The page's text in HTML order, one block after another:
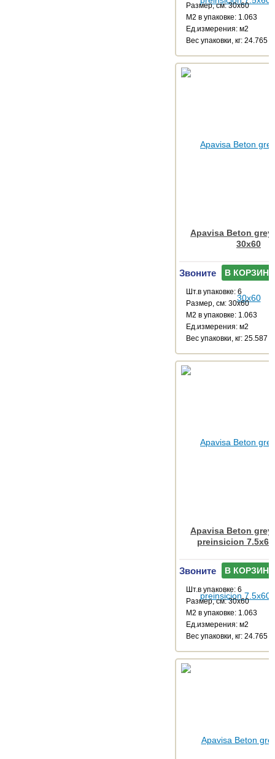
Размер, см: 30x60
М2 в упаковке: 1.063
Ед.измерения: м2
Веc упаковки, кг: 24.765
Apavisa Beton
30x60
Звоните В КОРЗИНУ
Шт.в упаковке: 6
Размер, см: 30x60
М2 в упаковке: 1.063
Ед.измерения: м2
Веc упаковки, кг: 25.587
Apavisa Beton
preinsicion 7.5x60
Звоните В КОРЗИНУ
Шт.в упаковке: 6
Размер, см: 30x60
М2 в упаковке: 1.063
Ед.измерения: м2
Веc упаковки, кг: 24.765